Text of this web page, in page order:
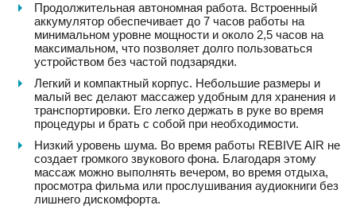
Продолжительная автономная работа. Встроенный
аккумулятор обеспечивает до 7 часов работы на
минимальном уровне мощности и около 2,5 часов на
максимальном, что позволяет долго пользоваться
устройством без частой подзарядки.
Легкий и компактный корпус. Небольшие размеры и
малый вес делают массажер удобным для хранения и
транспортировки. Его легко держать в руке во время
процедуры и брать с собой при необходимости.
Низкий уровень шума. Во время работы REBIVE AIR не
создает громкого звукового фона. Благодаря этому
массаж можно выполнять вечером, во время отдыха,
просмотра фильма или прослушивания аудиокниги без
лишнего дискомфорта.